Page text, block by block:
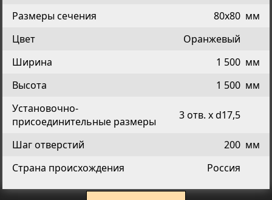
Размеры сечения
80х80 мм
Цвет
Оранжевый
Ширина
1 500 мм
Высота
1 500 мм
Установочно-
присоединительные размеры
3 отв. х d17,5
Шаг отверстий 200 мм
Страна происхождения
Россия